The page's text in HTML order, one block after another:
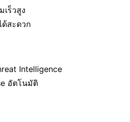
ร็วสูง
สะดวก
Intelligence
อัตโนมัติ